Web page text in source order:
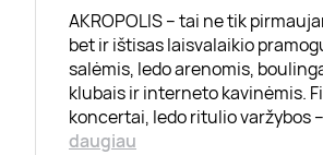
AKROPOLIS – tai ne tik
bet ir ištisas laisvalaikio
salėmis, ledo arenomis,
klubais ir interneto kavinėmis.
koncertai, ledo ritulio varžybos
daugiau